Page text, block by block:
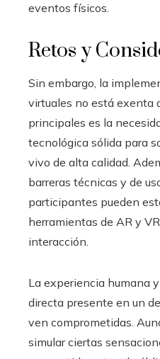
eventos físicos.
Retos y
Sin embargo, la
virtuales no está exenta
principales es la
tecnológica sólida para
vivo de alta calidad.
barreras técnicas y de
participantes pueden
herramientas de AR y
interacción.
La experiencia humana
directa presente en un
ven comprometidas.
simular ciertas